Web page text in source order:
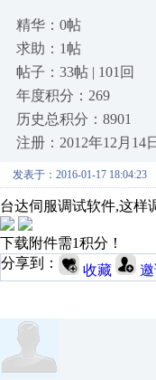
精华：0帖
求助：1帖
帖子：33帖 | 101回
年度积分：269
历史总积分：8901
注册：2012年12月14日
发表于：2016-01-17 18:04:23
台达伺服调试软件,这样
下载附件需1积分！
分享到：
收藏